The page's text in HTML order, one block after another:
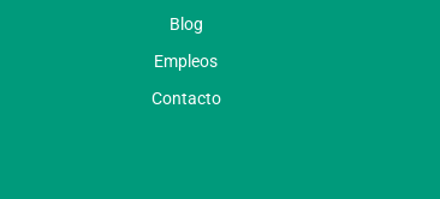
Blog
Empleos
Contacto